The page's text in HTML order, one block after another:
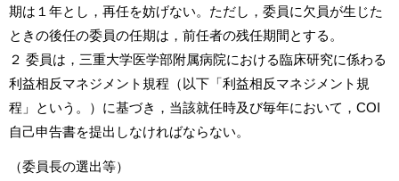
期は１年とし，再任を妨げない。ただし，委員に欠員が生じた
ときの後任の委員の任期は，前任者の残任期間とする。
２ 委員は，三重大学医学部附属病院における臨床研究に係わる
利益相反マネジメント規程（以下「利益相反マネジメント規
程」という。）に基づき，当該就任時及び毎年において， COI
自己申告書を提出しなければならない。
（委員長の選出等）